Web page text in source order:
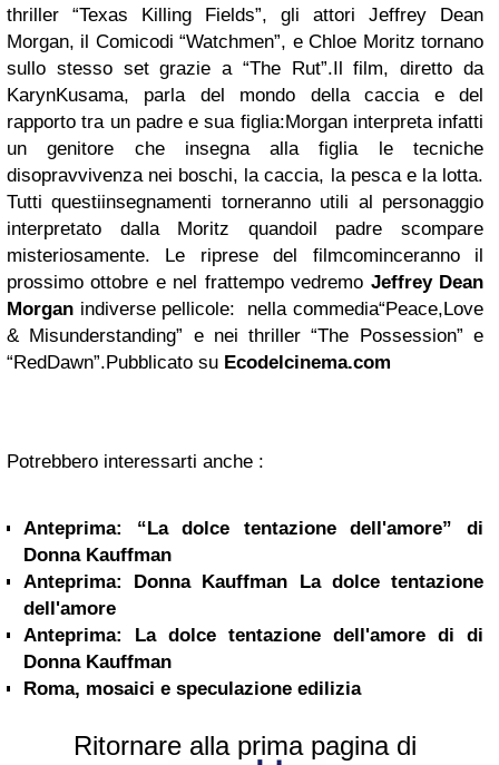
thriller “Texas Killing Fields”, gli attori Jeffrey Dean
Morgan, il Comicodi “Watchmen”, e Chloe Moritz tornano
sullo stesso set grazie a “The Rut”.Il film, diretto da
KarynKusama, parla del mondo della caccia e del
rapporto tra un padre e sua figlia:Morgan interpreta infatti
un genitore che insegna alla figlia le tecniche
disopravvivenza nei boschi, la caccia, la pesca e la lotta.
Tutti questiinsegnamenti torneranno utili al personaggio
interpretato dalla Moritz quandoil padre scompare
misteriosamente. Le riprese del filmcominceranno il
prossimo ottobre e nel frattempo vedremo Jeffrey Dean
Morgan indiverse pellicole: nella commedia“Peace,Love
& Misunderstanding” e nei thriller “The Possession” e
“RedDawn”.Pubblicato su Ecodelcinema.com
Potrebbero interessarti anche :
Anteprima: “La dolce tentazione dell'amore” di
Donna Kauffman
Anteprima: Donna Kauffman La dolce tentazione
dell'amore
Anteprima: La dolce tentazione dell'amore di di
Donna Kauffman
Roma, mosaici e speculazione edilizia
Ritornare alla prima pagina di